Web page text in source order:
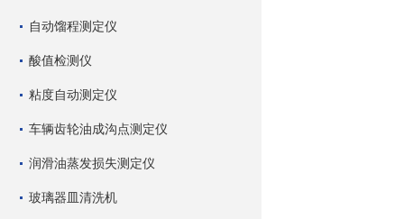
自动馏程测定仪
酸值检测仪
粘度自动测定仪
车辆齿轮油成沟点测定仪
润滑油蒸发损失测定仪
玻璃器皿清洗机